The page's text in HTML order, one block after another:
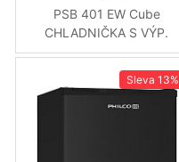
PSB 401 EW Cube
CHLADNIČKA S VÝP.
PHILCO
Sleva 13%